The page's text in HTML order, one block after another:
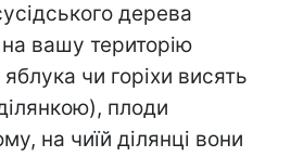
дерева
вашу територію
чи горіхи висять
плоди
на чиїй ділянці вони